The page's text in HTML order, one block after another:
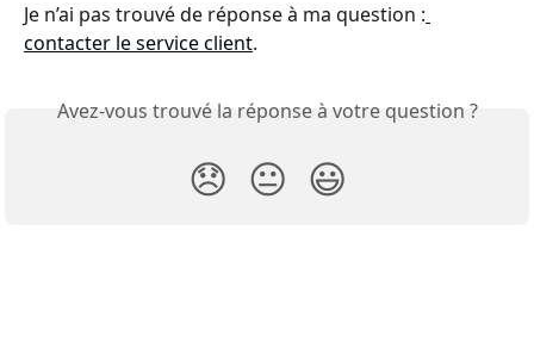
Je n’ai pas trouvé de réponse à ma question :
contacter le service client.
Avez-vous trouvé la réponse à votre question ?
😞 😐 😃